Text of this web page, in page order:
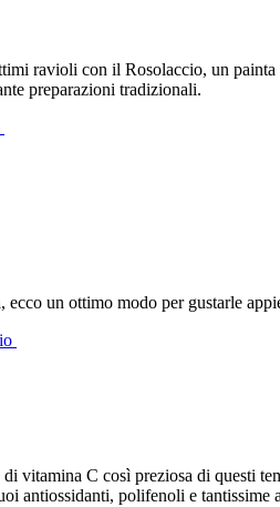
ravioli con il Rosolaccio, un
preparazioni tradizionali.
ecco un ottimo modo per gustarle
vitamina C così preziosa di questi
antiossidanti, polifenoli e tantissime